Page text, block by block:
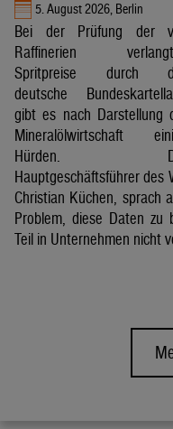
5. August 2026, Berlin
Bei der Prüfung der
Raffinerien
Spritpreise durch
deutsche
gibt es nach Darstellung
Mineralölwirtschaft
Hürden.
Hauptgeschäftsführer des
Christian Küchen, sprach
Problem, diese Daten zu
Teil in Unternehmen nicht